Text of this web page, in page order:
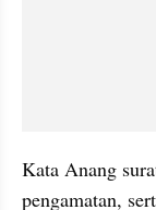
Kata Anang
pengamatan,